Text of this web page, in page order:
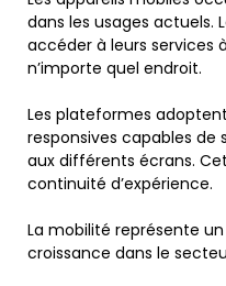
dans les usages actuels.
accéder à leurs
n’importe quel endroit.
Les plateformes
responsives capables
aux différents écrans.
continuité d’expérience.
La mobilité représente
croissance dans le